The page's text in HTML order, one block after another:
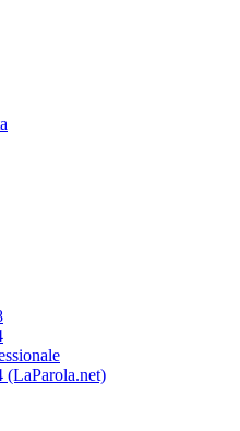
(LaParola.net)